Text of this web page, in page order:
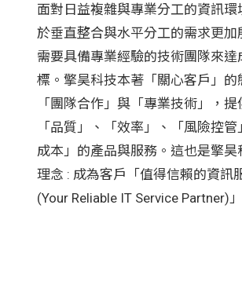
面對日益複雜與專業分工的資訊環
於垂直整合與水平分工的需求更加
需要具備專業經驗的技術團隊來達
標。擎昊科技本著「關心客戶」的
「團隊合作」與「專業技術」，
「品質」、「效率」、「風險控
成本」的產品與服務。這也是擎昊
理念 : 成為客戶「值得信賴的資訊
(Your Reliable IT Service Partner)」